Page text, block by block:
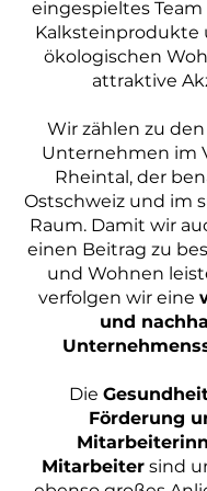
eingespieltes
Kalksteinprodukte
ökologischen
attraktive
Wir zählen zu
Unternehmen im
Rheintal, der
Ostschweiz und im
Raum. Damit wir
einen Beitrag zu
und Wohnen
verfolgen wir eine
und
Die
Förderung
Mitarbeiter sind